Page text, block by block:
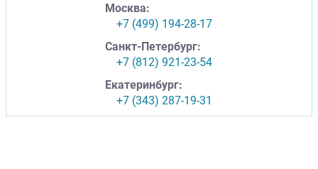
Москва:
+7 (499) 194-28-17
Санкт-Петербург:
+7 (812) 921-23-54
Екатеринбург:
+7 (343) 287-19-31